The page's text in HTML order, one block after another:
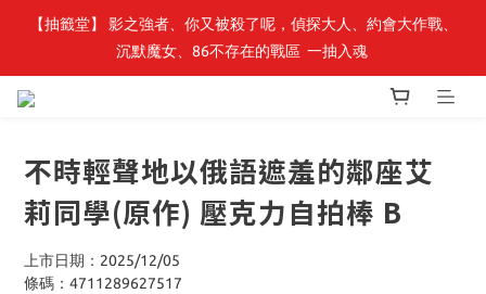
最新開賣🔥「全知讀者視角」 周邊商品
【抽籤堂】 影之強者、你又被殺了呢，偵探大人、約會大作戰、
沉默魔女、86不存在的戰區  一抽入魂
不時輕聲地以俄語遮羞的鄰座艾
莉同學(原作) 壓克力自拍棒 B
上市日期：2025/12/05
條碼：4711289627517